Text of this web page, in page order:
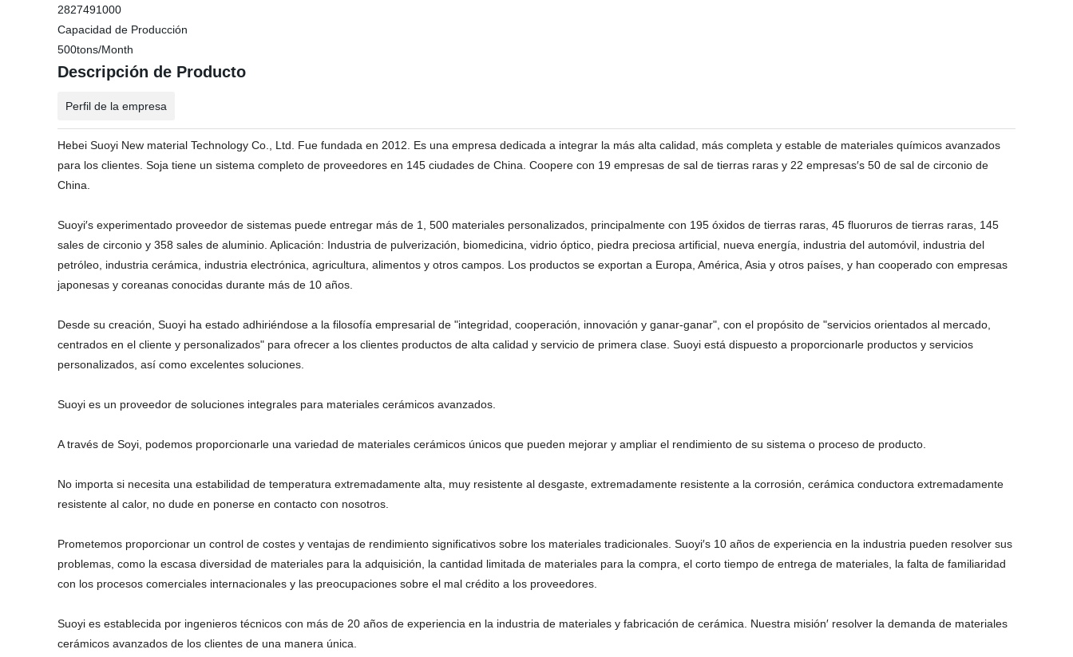
2827491000
Capacidad de Producción
500tons/Month
Descripción de Producto
Perfil de la empresa
Hebei Suoyi New material Technology Co., Ltd. Fue fundada en 2012. Es una empresa dedicada a integrar la más alta calidad, más completa y estable de materiales químicos avanzados
para los clientes. Soja tiene un sistema completo de proveedores en 145 ciudades de China. Coopere con 19 empresas de sal de tierras raras y 22 empresas′s 50 de sal de circonio de
China.
Suoyi′s experimentado proveedor de sistemas puede entregar más de 1, 500 materiales personalizados, principalmente con 195 óxidos de tierras raras, 45 fluoruros de tierras raras, 145
sales de circonio y 358 sales de aluminio. Aplicación: Industria de pulverización, biomedicina, vidrio óptico, piedra preciosa artificial, nueva energía, industria del automóvil, industria del
petróleo, industria cerámica, industria electrónica, agricultura, alimentos y otros campos. Los productos se exportan a Europa, América, Asia y otros países, y han cooperado con empresas
japonesas y coreanas conocidas durante más de 10 años.
Desde su creación, Suoyi ha estado adhiriéndose a la filosofía empresarial de "integridad, cooperación, innovación y ganar-ganar", con el propósito de "servicios orientados al mercado,
centrados en el cliente y personalizados" para ofrecer a los clientes productos de alta calidad y servicio de primera clase. Suoyi está dispuesto a proporcionarle productos y servicios
personalizados, así como excelentes soluciones.
Suoyi es un proveedor de soluciones integrales para materiales cerámicos avanzados.
A través de Soyi, podemos proporcionarle una variedad de materiales cerámicos únicos que pueden mejorar y ampliar el rendimiento de su sistema o proceso de producto.
No importa si necesita una estabilidad de temperatura extremadamente alta, muy resistente al desgaste, extremadamente resistente a la corrosión, cerámica conductora extremadamente
resistente al calor, no dude en ponerse en contacto con nosotros.
Prometemos proporcionar un control de costes y ventajas de rendimiento significativos sobre los materiales tradicionales. Suoyi′s 10 años de experiencia en la industria pueden resolver sus
problemas, como la escasa diversidad de materiales para la adquisición, la cantidad limitada de materiales para la compra, el corto tiempo de entrega de materiales, la falta de familiaridad
con los procesos comerciales internacionales y las preocupaciones sobre el mal crédito a los proveedores.
Suoyi es establecida por ingenieros técnicos con más de 20 años de experiencia en la industria de materiales y fabricación de cerámica. Nuestra misión′ resolver la demanda de materiales
cerámicos avanzados de los clientes de una manera única.